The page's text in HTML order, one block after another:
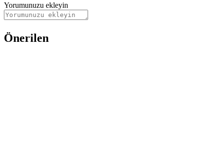
Yorumunuzu ekleyin
Önerilen